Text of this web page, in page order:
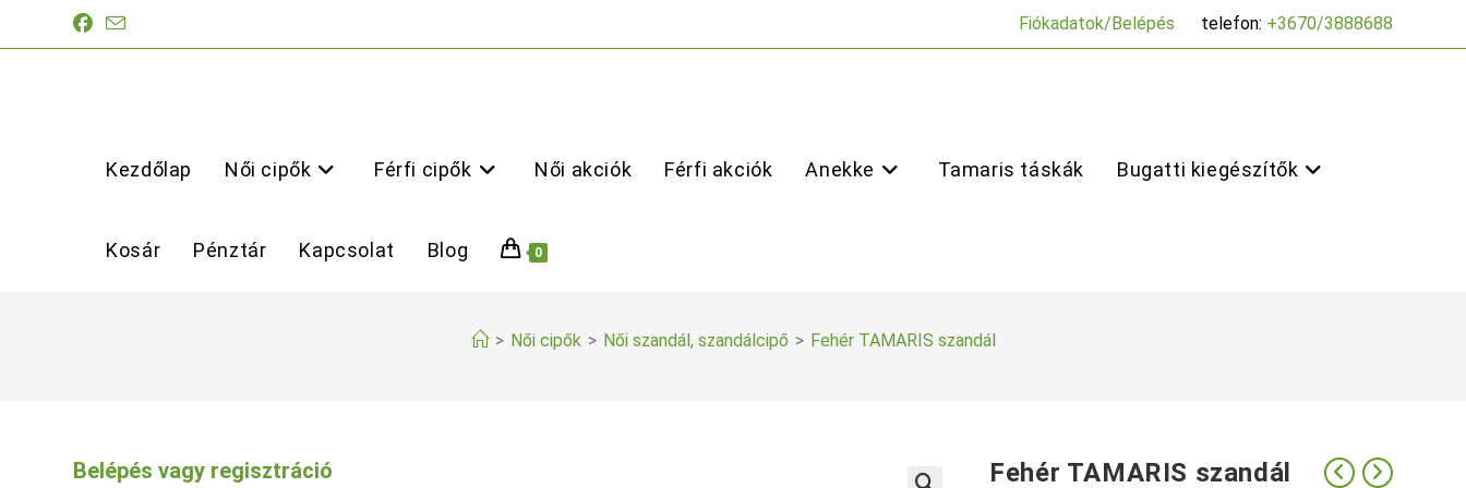
Fiókadatok/Belépés telefon: +3670/3888688
Kezdőlap Női cipők Férfi cipők Női akciók Férfi akciók Anekke Tamaris táskák Bugatti kiegészítők
Kosár Pénztár Kapcsolat Blog 0
> Női cipők > Női szandál, szandálcipő > Fehér TAMARIS szandál
Fehér TAMARIS szandál
Belépés vagy regisztráció